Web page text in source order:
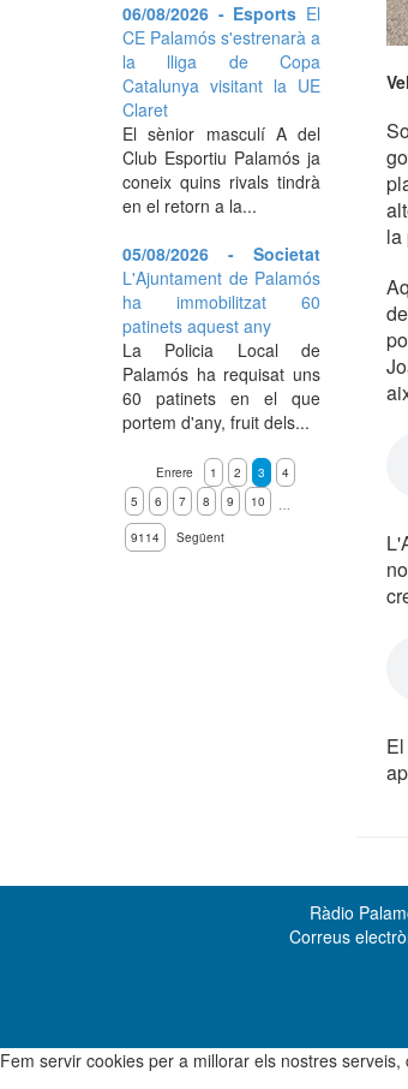
la
06/08/2026 - Esports El
CE Palamós s'estrenarà a
la lliga de Copa
Catalunya visitant la UE
Claret
El sènior masculí A del
Club Esportiu Palamós ja
coneix quins rivals tindrà
en el retorn a la...
05/08/2026 - Societat
L'Ajuntament de Palamós
ha immobilitzat 60
patinets aquest any
La Policia Local de
Palamós ha requisat uns
60 patinets en el que
portem d'any, fruit dels...
Enrere 1 2 3
4
5
6 7 8 9 10
…
9114
Següent
Ràdio
Correus
Fem servir cookies per a millorar els nostres